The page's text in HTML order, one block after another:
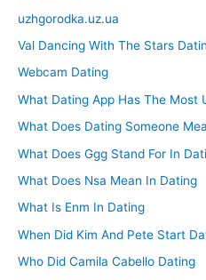
uzhgorodka.uz.ua
Val Dancing With The Stars
Webcam Dating
What Dating App Has The Most
What Does Dating Someone
What Does Ggg Stand For In
What Does Nsa Mean In Dating
What Is Enm In Dating
When Did Kim And Pete Start
Who Did Camila Cabello Dating